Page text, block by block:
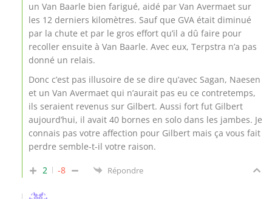
un Van Baarle bien farigué, aidé par Van Avermaet sur
les 12 derniers kilomètres. Sauf que GVA était diminué
par la chute et par le gros effort qu’il a dû faire pour
recoller ensuite à Van Baarle. Avec eux, Terpstra n’a pas
donné un relais.
Donc c’est pas illusoire de se dire qu’avec Sagan, Naesen
et un Van Avermaet qui n’aurait pas eu ce contretemps,
ils seraient revenus sur Gilbert. Aussi fort fut Gilbert
aujourd’hui, il avait 40 bornes en solo dans les jambes. Je
connais pas votre affection pour Gilbert mais ça vous fait
perdre semble-t-il votre raison.
2 -8 Répondre